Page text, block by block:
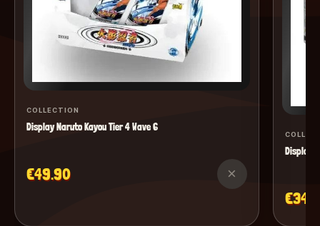
COLLECTION
Display Naruto Kayou Tier 4 Wave 6
€49.90 ×
Display